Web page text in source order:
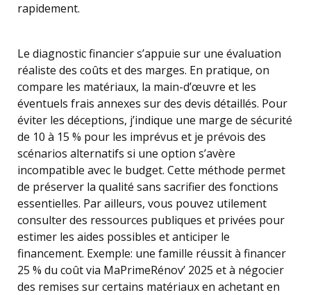
rapidement.
Le diagnostic financier s’appuie sur une évaluation
réaliste des coûts et des marges. En pratique, on
compare les matériaux, la main-d’œuvre et les
éventuels frais annexes sur des devis détaillés. Pour
éviter les déceptions, j’indique une marge de sécurité
de 10 à 15 % pour les imprévus et je prévois des
scénarios alternatifs si une option s’avère
incompatible avec le budget. Cette méthode permet
de préserver la qualité sans sacrifier des fonctions
essentielles. Par ailleurs, vous pouvez utilement
consulter des ressources publiques et privées pour
estimer les aides possibles et anticiper le
financement. Exemple: une famille réussit à financer
25 % du coût via MaPrimeRénov’ 2025 et à négocier
des remises sur certains matériaux en achetant en